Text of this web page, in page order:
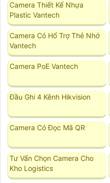
Camera Thiết Kế Nhựa
Plastic Vantech
Camera Có Hổ Trợ Thẻ Nhớ
Vantech
Camera PoE Vantech
Đầu Ghi 4 Kênh Hikvision
Camera Có Đọc Mã QR
Tư Vấn Chọn Camera Cho
Kho Logistics